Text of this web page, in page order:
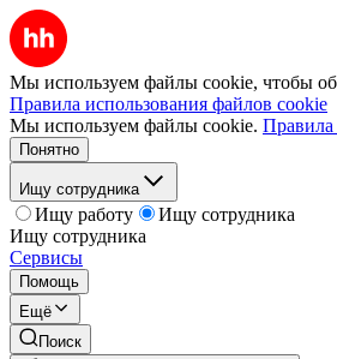
Мы используем файлы cookie, чтобы
Правила использования файлов cookie
Мы используем файлы cookie. Правила
Понятно
Ищу сотрудника
Ищу работу
Ищу сотрудника
Ищу сотрудника
Сервисы
Помощь
Ещё
Поиск